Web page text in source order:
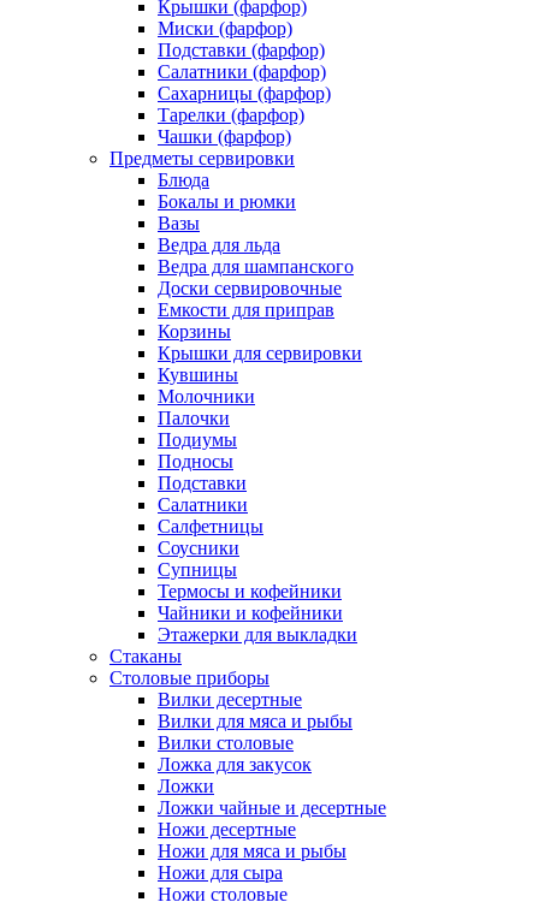
Крышки (фарфор)
Миски (фарфор)
Подставки (фарфор)
Салатники (фарфор)
Сахарницы (фарфор)
Тарелки (фарфор)
Чашки (фарфор)
Предметы сервировки
Блюда
Бокалы и рюмки
Вазы
Ведра для льда
Ведра для шампанского
Доски сервировочные
Емкости для приправ
Корзины
Крышки для сервировки
Кувшины
Молочники
Палочки
Подиумы
Подносы
Подставки
Салатники
Салфетницы
Соусники
Супницы
Термосы и кофейники
Чайники и кофейники
Этажерки для выкладки
Стаканы
Столовые приборы
Вилки десертные
Вилки для мяса и рыбы
Вилки столовые
Ложка для закусок
Ложки
Ложки чайные и десертные
Ножи десертные
Ножи для мяса и рыбы
Ножи для сыра
Ножи столовые